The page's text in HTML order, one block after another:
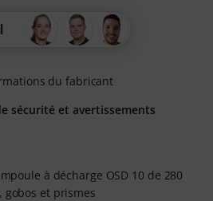
à décharge OSD 10 de 280
et prismes
du fabricant
sécurité et avertissements